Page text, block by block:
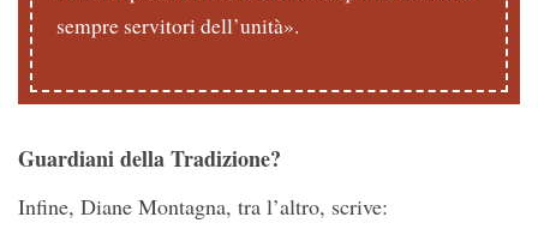
sempre servitori dell’unità».
Guardiani della Tradizione?
Infine, Diane Montagna, tra l’altro, scrive: